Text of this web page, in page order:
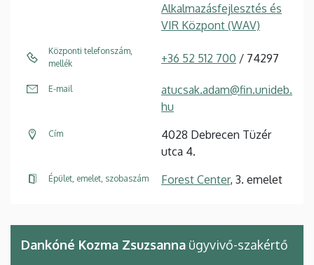
Alkalmazásfejlesztés és
VIR Központ (WAV)
Központi telefonszám,
mellék
+36 52 512 700 / 74297
E-mail
atucsak.adam@fin.unideb.
hu
Cím
4028 Debrecen Tüzér
utca 4.
Épület, emelet, szobaszám Forest Center, 3. emelet
Dankóné Kozma Zsuzsanna ügyvivő-szakértő